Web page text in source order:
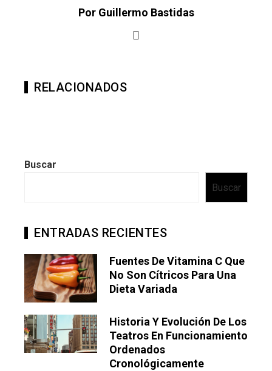
Por Guillermo Bastidas
RELACIONADOS
Buscar
Buscar
ENTRADAS RECIENTES
Fuentes De Vitamina C Que
No Son Cítricos Para Una
Dieta Variada
Historia Y Evolución De Los
Teatros En Funcionamiento
Ordenados
Cronológicamente